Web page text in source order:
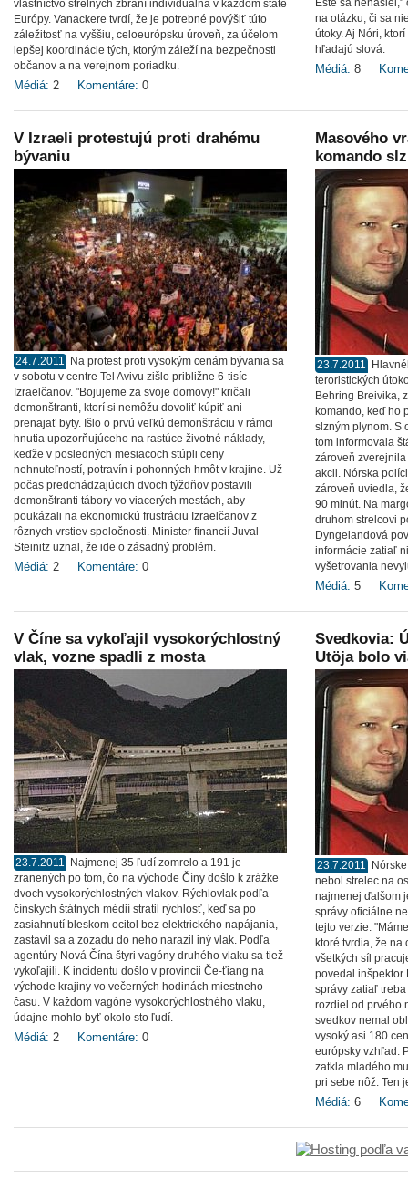
vlastníctvo strelných zbraní individuálna v každom štáte
Európy. Vanackere tvrdí, že je potrebné povýšiť túto
záležitosť na vyššiu, celoeurópsku úroveň, za účelom
lepšej koordinácie tých, ktorým záleží na bezpečnosti
občanov a na verejnom poriadku.
Médiá: 2 Komentáre: 0
Ešte sa
na otázku, či sa
útoky. Aj Nóri,
hľadajú slová.
Médiá: 8
V Izraeli protestujú proti drahému
bývaniu
24.7.2011
Na protest proti vysokým cenám bývania sa
v sobotu v centre Tel Avivu zišlo približne 6-tisíc
Izraelčanov. "Bojujeme za svoje domovy!" kričali
demonštranti, ktorí si nemôžu dovoliť kúpiť ani
prenajať byty. Išlo o prvú veľkú demonštráciu v rámci
hnutia upozorňujúceho na rastúce životné náklady,
keďže v posledných mesiacoch stúpli ceny
nehnuteľností, potravín i pohonných hmôt v krajine. Už
počas predchádzajúcich dvoch týždňov postavili
demonštranti tábory vo viacerých mestách, aby
poukázali na ekonomickú frustráciu Izraelčanov z
rôznych vrstiev spoločnosti. Minister financií Juval
Steinitz uznal, že ide o zásadný problém.
Médiá: 2 Komentáre: 0
Masového
komando
23.7.2011
teroristických
Behring Breivika,
komando, keď ho
slzným plynom. S
tom informovala
zároveň
akcii. Nórska
zároveň uviedla,
90 minút. Na
druhom strelcovi
Dyngelandová
informácie zatiaľ
vyšetrovania
Médiá: 5
V Číne sa vykoľajil vysokorýchlostný
vlak, vozne spadli z mosta
23.7.2011
Najmenej 35 ľudí zomrelo a 191 je
zranených po tom, čo na východe Číny došlo k zrážke
dvoch vysokorýchlostných vlakov. Rýchlovlak podľa
čínskych štátnych médií stratil rýchlosť, keď sa po
zasiahnutí bleskom ocitol bez elektrického napájania,
zastavil sa a zozadu do neho narazil iný vlak. Podľa
agentúry Nová Čína štyri vagóny druhého vlaku sa tiež
vykoľajili. K incidentu došlo v provincii Če-ťiang na
východe krajiny vo večerných hodinách miestneho
času. V každom vagóne vysokorýchlostného vlaku,
údajne mohlo byť okolo sto ľudí.
Médiá: 2 Komentáre: 0
Svedkovia:
Utöja bolo
23.7.2011
nebol strelec na
najmenej ďalšom
správy oficiálne
tejto verzie.
ktoré tvrdia, že na
všetkých síl
povedal inšpektor
správy zatiaľ
rozdiel od prvého
svedkov nemal
vysoký asi 180
európsky vzhľad.
zatkla mladého
pri sebe nôž. Ten
Médiá: 6